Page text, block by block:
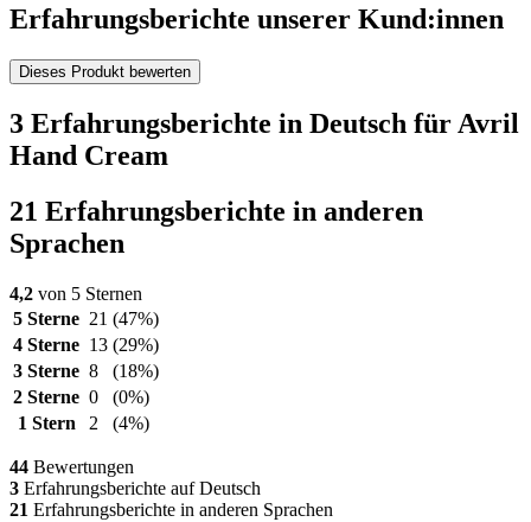
Erfahrungsberichte unserer Kund:innen
Dieses Produkt bewerten
3 Erfahrungsberichte in Deutsch für Avril
Hand Cream
21 Erfahrungsberichte in anderen
Sprachen
4,2 von 5 Sternen
5 Sterne 21 (47%)
4 Sterne 13 (29%)
3 Sterne 8
(18%)
2 Sterne 0
(0%)
1 Stern
2 (4%)
44 Bewertungen
3 Erfahrungsberichte auf Deutsch
21 Erfahrungsberichte in anderen Sprachen